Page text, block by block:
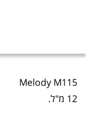
Melody M115
12 מ"ל.